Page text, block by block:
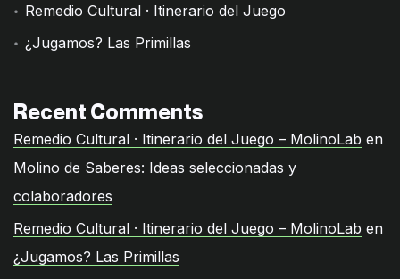
Remedio Cultural · Itinerario del Juego
¿Jugamos? Las Primillas
Recent Comments
Remedio Cultural · Itinerario del Juego – MolinoLab en
Molino de Saberes: Ideas seleccionadas y
colaboradores
Remedio Cultural · Itinerario del Juego – MolinoLab en
¿Jugamos? Las Primillas